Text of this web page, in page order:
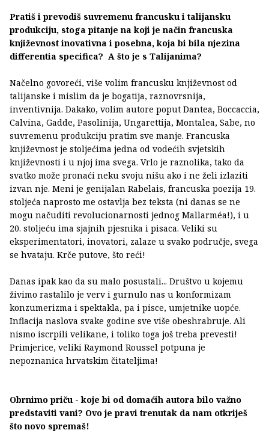
Pratiš i prevodiš suvremenu francusku i talijansku
produkciju, stoga pitanje na koji je način francuska
književnost inovativna i posebna, koja bi bila njezina
differentia specifica? A što je s Talijanima?
Načelno govoreći, više volim francusku književnost od
talijanske i mislim da je bogatija, raznovrsnija,
inventivnija. Dakako, volim autore poput Dantea, Boccaccia,
Calvina, Gadde, Pasolinija, Ungarettija, Montalea, Sabe, no
suvremenu produkciju pratim sve manje. Francuska
književnost je stoljećima jedna od vodećih svjetskih
književnosti i u njoj ima svega. Vrlo je raznolika, tako da
svatko može pronaći neku svoju nišu ako i ne želi izlaziti
izvan nje. Meni je genijalan Rabelais, francuska poezija 19.
stoljeća naprosto me ostavlja bez teksta (ni danas se ne
mogu načuditi revolucionarnosti jednog Mallarméa!), i u
20. stoljeću ima sjajnih pjesnika i pisaca. Veliki su
eksperimentatori, inovatori, zalaze u svako područje, svega
se hvataju. Krče putove, što reći!
Danas ipak kao da su malo posustali... Društvo u kojemu
živimo rastalilo je verv i gurnulo nas u konformizam
konzumerizma i spektakla, pa i pisce, umjetnike uopće.
Inflacija naslova svake godine sve više obeshrabruje. Ali
nismo iscrpili velikane, i toliko toga još treba prevesti!
Primjerice, veliki Raymond Roussel potpuna je
nepoznanica hrvatskim čitateljima!
Obrnimo priču - koje bi od domaćih autora bilo važno
predstaviti vani? Ovo je pravi trenutak da nam otkriješ
što novo spremaš!